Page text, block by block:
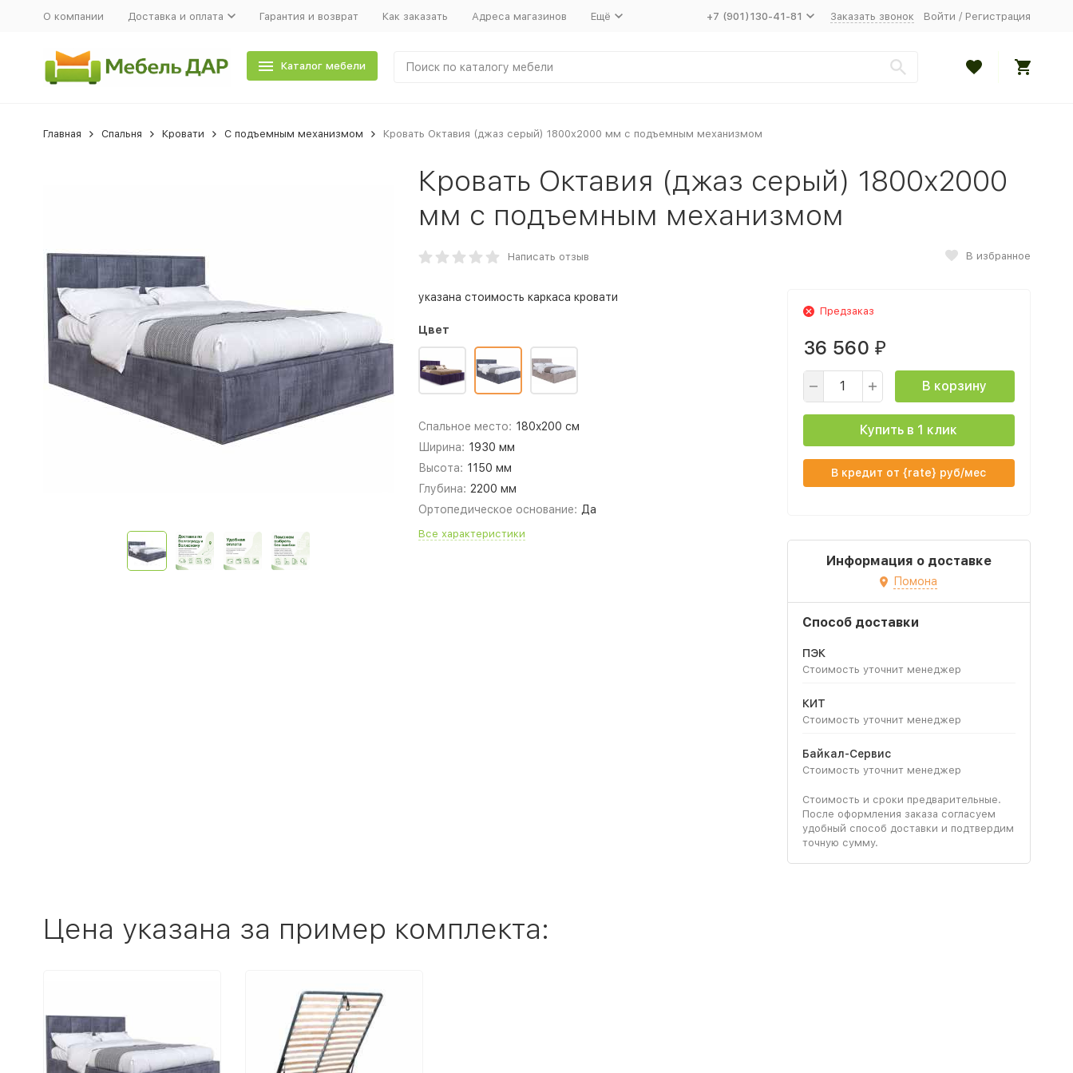
О компании Доставка и оплата Гарантия и возврат Как заказать Адреса магазинов Ещё +7 (901)130-41-81 Заказать звонок Войти / Регистрация
Каталог мебели
Главная Спальня Кровати С подъемным механизмом Кровать Октавия (джаз серый) 1800x2000 мм с подъемным механизмом
Кровать Октавия (джаз серый) 1800x2000
мм с подъемным механизмом
Написать отзыв В избранное
указана стоимость каркаса кровати
Цвет
Спальное место: 180x200 см
Ширина: 1930 мм
Высота: 1150 мм
Глубина: 2200 мм
Ортопедическое основание: Да
Все характеристики
Предзаказ
36 560 ₽
В корзину
Купить в 1 клик
В кредит от {rate} руб/мес
Информация о доставке
Помона
Способ доставки
ПЭК
Стоимость уточнит менеджер
КИТ
Стоимость уточнит менеджер
Байкал-Сервис
Стоимость уточнит менеджер
Стоимость и сроки предварительные.
После оформления заказа согласуем
удобный способ доставки и подтвердим
точную сумму.
Цена указана за пример комплекта: